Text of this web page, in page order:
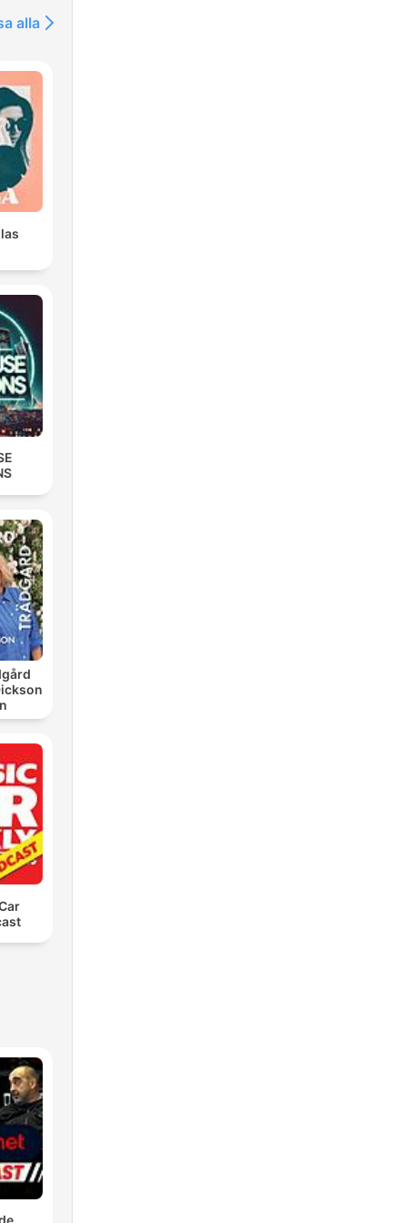
alla